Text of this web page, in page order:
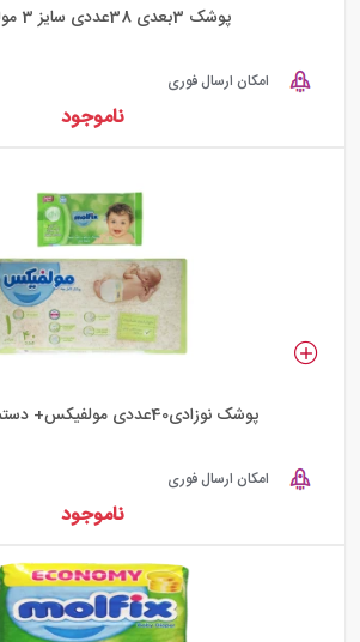
پوشک 3بعدی 38عددی سایز 3 مولفیکس
امکان ارسال فوری
ناموجود
پوشک نوزادی40عددی مولفیکس+ دستمال مرطوب
امکان ارسال فوری
ناموجود